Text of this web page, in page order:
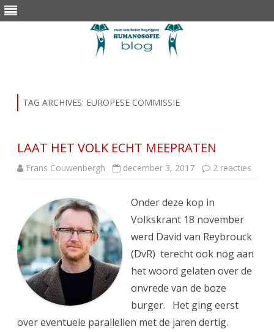
TAG ARCHIVES: EUROPESE COMMISSIE
LAAT HET VOLK ECHT MEEPRATEN
Frans Couwenbergh december 3, 2017 2 reacties
Onder deze kop in
Volkskrant 18 november
werd David van Reybrouck
(DvR) terecht ook nog aan
het woord gelaten over de
onvrede van de boze
burger. Het ging eerst
over eventuele parallellen met de jaren dertig.